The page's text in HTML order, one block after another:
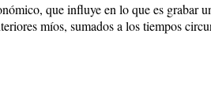
que influye en lo que es grabar
míos, sumados a los tiempos